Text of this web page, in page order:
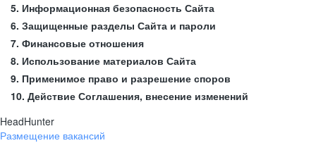
5. Информационная безопасность Сайта
6. Защищенные разделы Сайта и пароли
7. Финансовые отношения
8. Использование материалов Сайта
9. Применимое право и разрешение споров
10. Действие Соглашения, внесение изменений
HeadHunter
Размещение вакансий